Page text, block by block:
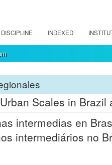
DISCIPLINE INDEXED
Scales in Brazil
intermedias en
intermediários no